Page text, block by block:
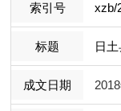
xzb/
日